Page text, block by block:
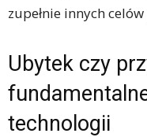
zupełnie innych
Ubytek czy
technologii